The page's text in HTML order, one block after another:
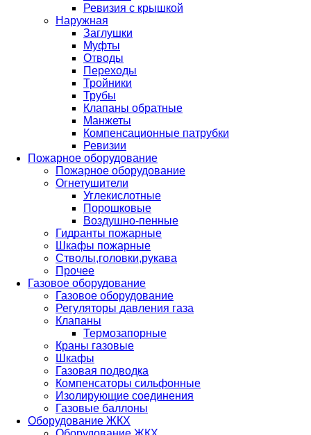
Ревизия с крышкой
Наружная
Заглушки
Муфты
Отводы
Переходы
Тройники
Трубы
Клапаны обратные
Манжеты
Компенсационные патрубки
Ревизии
Пожарное оборудование
Пожарное оборудование
Огнетушители
Углекислотные
Порошковые
Воздушно-пенные
Гидранты пожарные
Шкафы пожарные
Стволы,головки,рукава
Прочее
Газовое оборудование
Газовое оборудование
Регуляторы давления газа
Клапаны
Термозапорные
Краны газовые
Шкафы
Газовая подводка
Компенсаторы сильфонные
Изолирующие соединения
Газовые баллоны
Оборудование ЖКХ